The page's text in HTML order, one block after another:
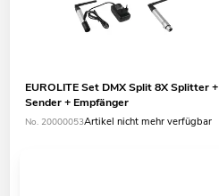
EUROLITE Set DMX Split 8X Splitter +
Sender + Empfänger
No. 20000053Artikel nicht mehr verfügbar